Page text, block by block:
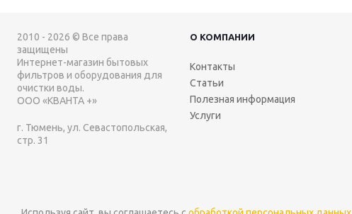
2010 - 2026 © Все права
защищены
Интернет-магазин бытовых
фильтров и оборудования для
очистки воды.
ООО «КВАНТА +»
г. Тюмень, ул. Севастопольская,
стр. 31
О КОМПАНИИ
Контакты
Статьи
Полезная информация
Услуги